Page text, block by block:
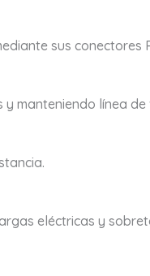
sus conectores
manteniendo línea
eléctricas y